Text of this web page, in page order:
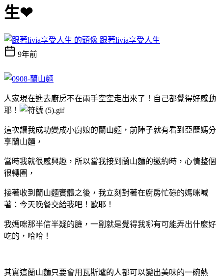
生❤
跟著livia享受人生
9年前
人家現在進去廚房不在兩手空空走出來了！自己都覺得好感動
耶！
這次讓我成功變成小廚娘的蘭山麵，前陣子就有看到亞歷媽分
享蘭山麵，
當時我就很感興趣，所以當我接到蘭山麵的邀約時，心情整個
很轉圈，
接著收到蘭山麵實體之後，我立刻對著在廚房忙碌的媽咪喊
著：今天晚餐交給我吧！歐耶！
我媽咪那半信半疑的臉，一副就是覺得我哪有可能弄出什麼好
吃的，哈哈！
其實這蘭山麵只要會用瓦斯爐的人都可以變出美味的一碗熱